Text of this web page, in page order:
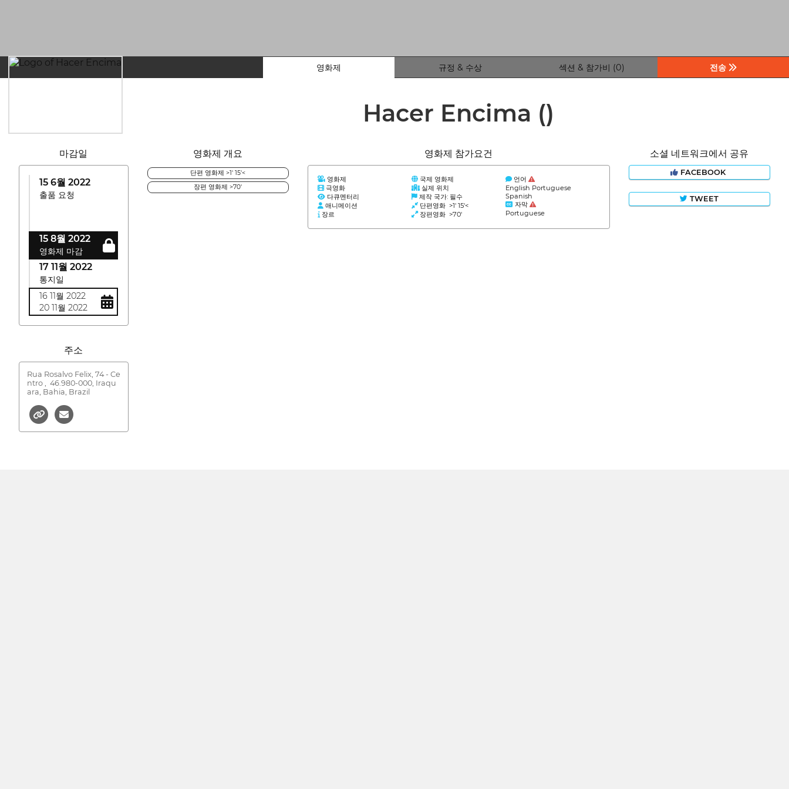
영화제 규정 & 수상 섹션 & 참가비 (0) 전송
Hacer Encima ()
마감일
15 6월 2022
출품 요청
15 8월 2022
영화제 마감
17 11월 2022
통지일
16 11월 2022
20 11월 2022
주소
Rua Rosalvo Felix, 74 - Ce
ntro ,
46.980-000, Iraqu
ara, Bahia, Brazil
영화제 개요
단편 영화제 >1' 15'<
장편 영화제 >70'
영화제 참가요건
영화제
극영화
다큐멘터리
애니메이션
장르
국제 영화제
실제 위치
제작 국가: 필수
단편영화 >1' 15'<
장편영화 >70'
언어
English Portuguese
Spanish
자막
Portuguese
소셜 네트워크에서 공유
FACEBOOK
TWEET